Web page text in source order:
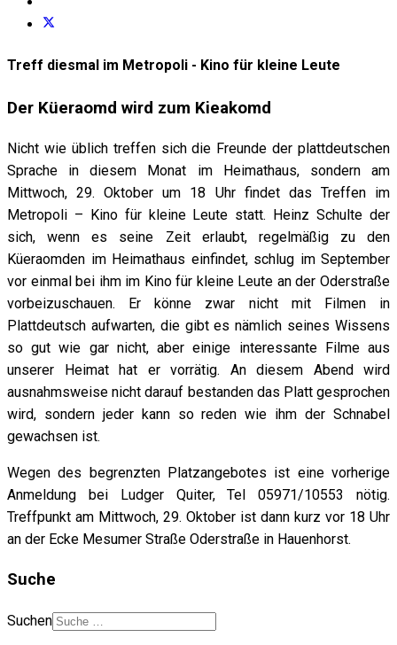
Treff diesmal im Metropoli - Kino für kleine Leute
Der Küeraomd wird zum Kieakomd
Nicht wie üblich treffen sich die Freunde der plattdeutschen
Sprache in diesem Monat im Heimathaus, sondern am
Mittwoch, 29. Oktober um 18 Uhr findet das Treffen im
Metropoli – Kino für kleine Leute statt. Heinz Schulte der
sich, wenn es seine Zeit erlaubt, regelmäßig zu den
Küeraomden im Heimathaus einfindet, schlug im September
vor einmal bei ihm im Kino für kleine Leute an der Oderstraße
vorbeizuschauen. Er könne zwar nicht mit Filmen in
Plattdeutsch aufwarten, die gibt es nämlich seines Wissens
so gut wie gar nicht, aber einige interessante Filme aus
unserer Heimat hat er vorrätig. An diesem Abend wird
ausnahmsweise nicht darauf bestanden das Platt gesprochen
wird, sondern jeder kann so reden wie ihm der Schnabel
gewachsen ist.
Wegen des begrenzten Platzangebotes ist eine vorherige
Anmeldung bei Ludger Quiter, Tel 05971/10553 nötig.
Treffpunkt am Mittwoch, 29. Oktober ist dann kurz vor 18 Uhr
an der Ecke Mesumer Straße Oderstraße in Hauenhorst.
Suche
Suchen